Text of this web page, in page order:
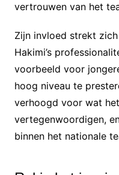
vertrouwen van het
Zijn invloed strekt
Hakimi’s
voorbeeld voor
hoog niveau te
verhoogd voor wat
vertegenwoordigen,
binnen het nationale